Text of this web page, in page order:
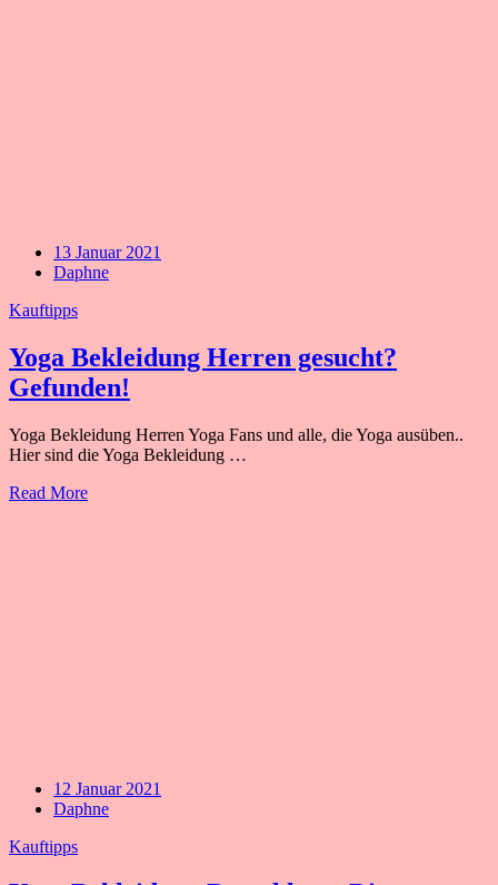
13 Januar 2021
Daphne
Kauftipps
Yoga Bekleidung Herren gesucht?
Gefunden!
Yoga Bekleidung Herren Yoga Fans und alle, die Yoga ausüben..
Hier sind die Yoga Bekleidung …
Read More
12 Januar 2021
Daphne
Kauftipps